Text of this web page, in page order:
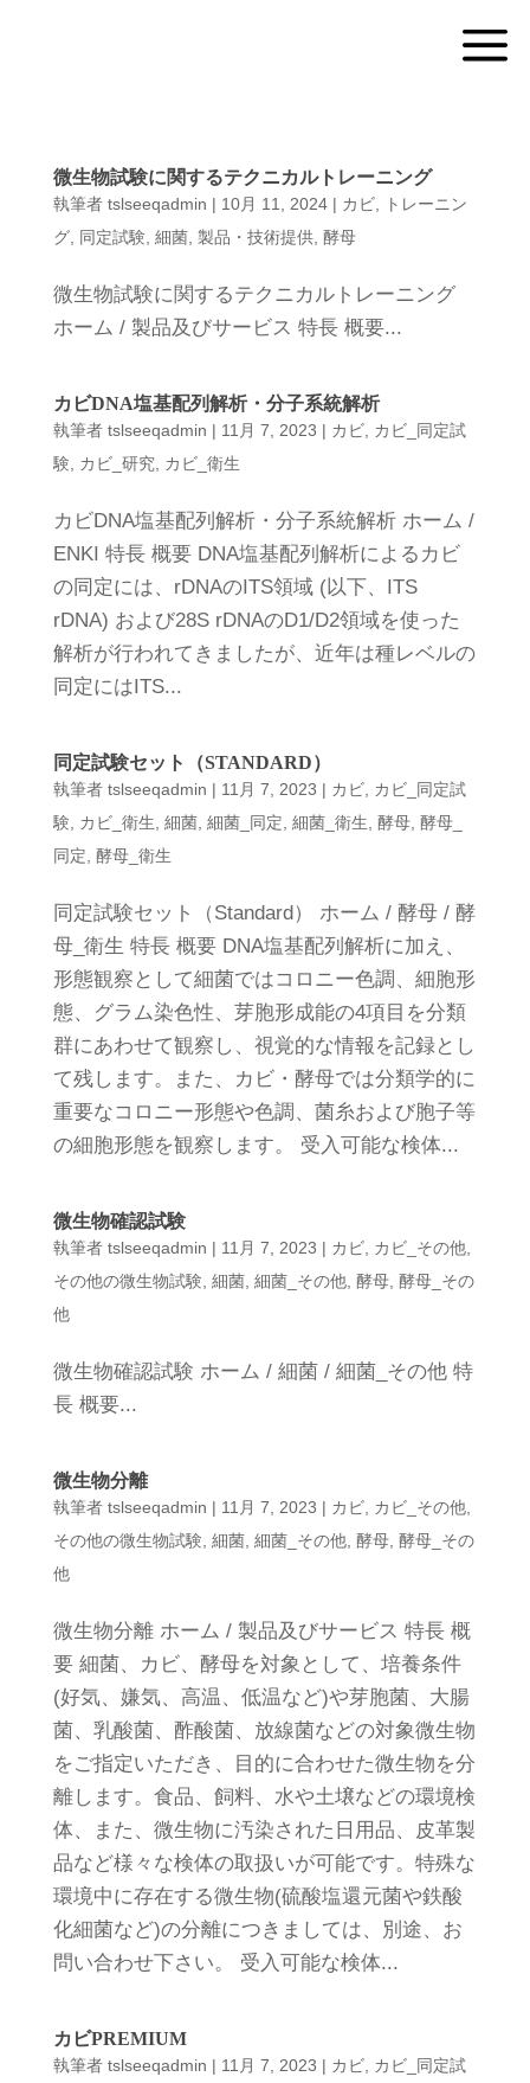
a
微生物試験に関するテクニカルトレーニング
執筆者 tslseeqadmin | 10月 11, 2024| カビ,
トレーニン
グ, 同定試験 細菌, 製品・技術提供, 酵母
微生物試験に関するテクニカルトレーニング
ホーム / 製品及びサービス 特長 概要...
カビDNA塩基配列解析・分子系統解析
執筆者 tslseeqadmin | 11月 7, 2023 | カビ, カビ_同定試
験
カビ_研究, カビ_衛生
カビDNA塩基配列解析・分子系統解析 ホーム /
ENKI 特長 概要 DNA塩基配列解析によるカビ
の同定には、rDNAのITS領域 (以下、ITS
rDNA) および28S rDNAのD1/D2領域を使った
解析が行われてきましたが、近年は種レベルの
同定にはITS...
同定試験セット（STANDARD）
執筆者 tslseeqadmin | 11月 7, 2023 | カビ, カビ_同定試
験
カビ_衛生 細菌, 細菌_同定 細菌_衛生 酵母, 酵母_
同定 酵母_衛生
同定試験セット（Standard） ホーム / 酵母 / 酵
母_衛生 特長 概要 DNA塩基配列解析に加え、
形態観察として細菌ではコロニー色調、細胞形
態、グラム染色性、芽胞形成能の4項目を分類
群にあわせて観察し、視覚的な情報を記録とし
て残します。また、カビ・酵母では分類学的に
重要なコロニー形態や色調、菌糸および胞子等
の細胞形態を観察します。 受入可能な検体...
微生物確認試験
執筆者 tslseeqadmin | 11月 7, 2023 | カビ, カビ_その他,
その他の微生物試験 細菌, 細菌_その他, 酵母, 酵母_その
他
微生物確認試験 ホーム / 細菌 / 細菌_その他 特
長 概要...
微生物分離
執筆者 tslseeqadmin | 11月 7, 2023 | カビ, カビ_その他,
その他の微生物試験 細菌, 細菌_その他, 酵母, 酵母_その
他
微生物分離 ホーム / 製品及びサービス 特長 概
要 細菌、カビ、酵母を対象として、培養条件
(好気、嫌気、高温、低温など)や芽胞菌、大腸
菌、乳酸菌、酢酸菌、放線菌などの対象微生物
をご指定いただき、目的に合わせた微生物を分
離します。食品、飼料、水や土壌などの環境検
体、また、微生物に汚染された日用品、皮革製
品など様々な検体の取扱いが可能です。特殊な
環境中に存在する微生物(硫酸塩還元菌や鉄酸
化細菌など)の分離につきましては、別途、お
問い合わせ下さい。 受入可能な検体...
カビPREMIUM
執筆者 tslseeqadmin | 11月 7, 2023 | カビ, カビ_同定試